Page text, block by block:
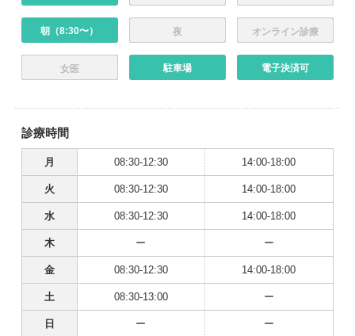
朝（8:30〜） 夜 オンライン診療
女医 駐車場 電子決済可
診療時間
月 08:30-12:30 14:00-18:00
火 08:30-12:30 14:00-18:00
水 08:30-12:30 14:00-18:00
木 ー ー
金 08:30-12:30 14:00-18:00
土 08:30-13:00 ー
日 ー ー